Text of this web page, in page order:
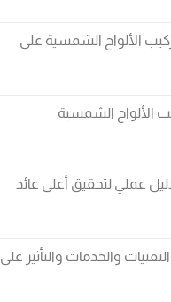
الألواح الشمسية على
الألواح الشمسية
عملي لتحقيق أعلى عائد
والخدمات والتأثير على